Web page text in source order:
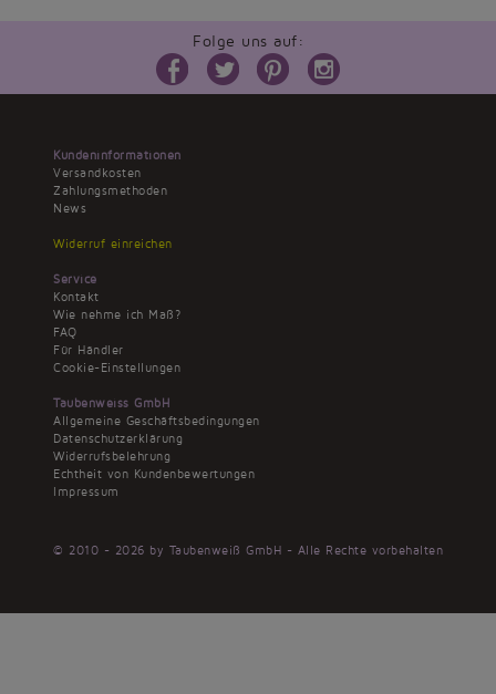
Folge uns auf:
Kundeninformationen
Versandkosten
Zahlungsmethoden
News
Widerruf einreichen
Service
Kontakt
Wie nehme ich Maß?
FAQ
Für Händler
Cookie-Einstellungen
Taubenweiss GmbH
Allgemeine Geschäftsbedingungen
Datenschutzerklärung
Widerrufsbelehrung
Echtheit von Kundenbewertungen
Impressum
© 2010 - 2026 by Taubenweiß GmbH - Alle Rechte vorbehalten